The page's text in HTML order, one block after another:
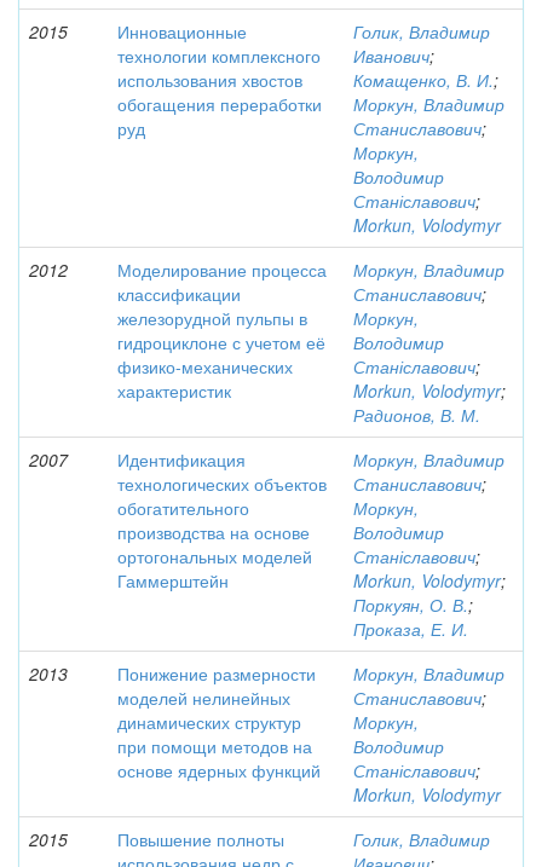
2015
Инновационные
технологии комплексного
использования хвостов
обогащения переработки
руд
Голик, Владимир
Иванович;
Комащенко, В. И.;
Моркун, Владимир
Станиславович;
Моркун,
Володимир
Станіславович;
Morkun, Volodymyr
2012
Моделирование процесса
классификации
железорудной пульпы в
гидроциклоне с учетом её
физико-механических
характеристик
Моркун, Владимир
Станиславович;
Моркун,
Володимир
Станіславович;
Morkun, Volodymyr;
Радионов, В. М.
2007
Идентификация
технологических объектов
обогатительного
производства на основе
ортогональных моделей
Гаммерштейн
Моркун, Владимир
Станиславович;
Моркун,
Володимир
Станіславович;
Morkun, Volodymyr;
Поркуян, О. В.;
Проказа, Е. И.
2013
Понижение размерности
моделей нелинейных
динамических структур
при помощи методов на
основе ядерных функций
Моркун, Владимир
Станиславович;
Моркун,
Володимир
Станіславович;
Morkun, Volodymyr
2015
Повышение полноты
Голик, Владимир